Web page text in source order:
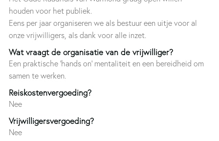
houden voor het publiek.
Eens per jaar organiseren we als bestuur een uitje voor al
onze vrijwilligers, als dank voor alle inzet.
Wat vraagt de organisatie van de vrijwilliger?
Een praktische 'hands on' mentaliteit en een bereidheid om
samen te werken.
Reiskostenvergoeding?
Nee
Vrijwilligersvergoeding?
Nee